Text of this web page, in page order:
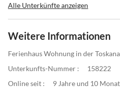
Alle Unterkünfte anzeigen
Weitere Informationen
Ferienhaus Wohnung in der
Unterkunfts-Nummer :
158222
Online seit :
9 Jahre und 10